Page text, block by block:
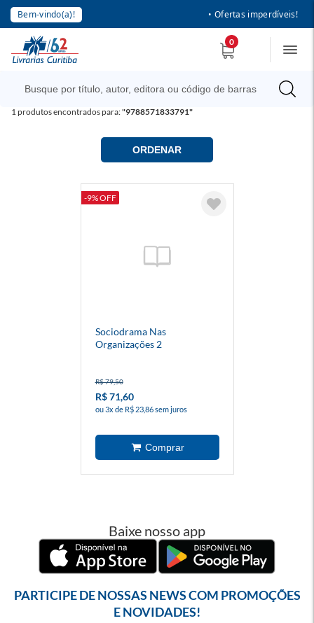
Bem-vindo(a)! • Ofertas imperdíveis!
0
1produtos encontrados para:"9788571833791"
ORDENAR
-9% OFF
Sociodrama Nas
Organizações 2
R$ 79,50
R$ 71,60
ou 3x de R$ 23,86 sem juros
Baixe nosso app
PARTICIPE DE NOSSAS NEWS COM PROMOÇÕES
E NOVIDADES!